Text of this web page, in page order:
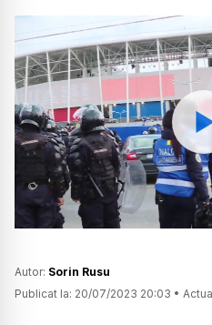
Autor: Sorin Rusu
Publicat la: 20/07/2023 20:03 •